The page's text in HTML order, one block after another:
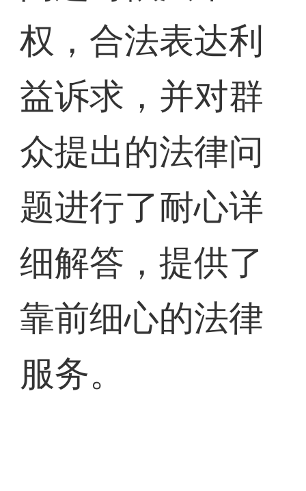
权，合法表达利
益诉求，并对群
众提出的法律问
题进行了耐心详
细解答，提供了
靠前细心的法律
服务。